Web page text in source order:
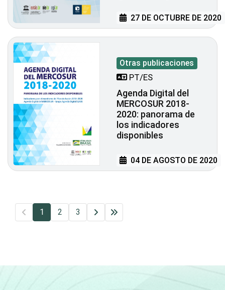
27 DE OCTUBRE DE 2020
Otras publicaciones
PT/ES
Agenda Digital del
MERCOSUR 2018-
2020: panorama de
los indicadores
disponibles
04 DE AGOSTO DE 2020
1 2 3